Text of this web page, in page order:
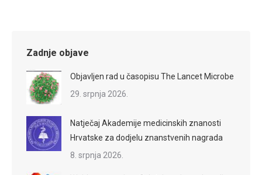
Zadnje objave
Objavljen rad u časopisu The Lancet Microbe
29. srpnja 2026.
Natječaj Akademije medicinskih znanosti
Hrvatske za dodjelu znanstvenih nagrada
8. srpnja 2026.